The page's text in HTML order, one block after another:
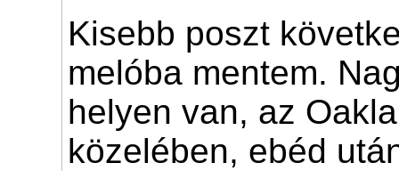
Kisebb poszt
melóba mentem.
helyen van, az
közelében, ebéd